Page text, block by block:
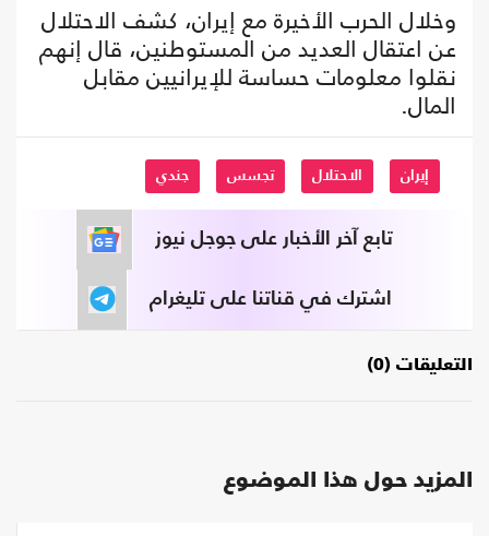
وخلال الحرب الأخيرة مع إيران، كشف الاحتلال
عن اعتقال العديد من المستوطنين، قال إنهم
نقلوا معلومات حساسة للإيرانيين مقابل
المال.
إيران الاحتلال تجسس جندي
تابع آخر الأخبار على جوجل نيوز
اشترك في قناتنا على تليغرام
التعليقات (0)
المزيد حول هذا الموضوع